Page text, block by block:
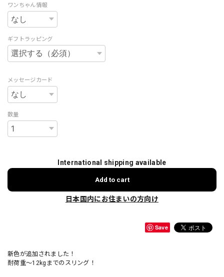
ワンちゃん情報
ギフトラッピング
メッセージカード
数量
International shipping available
Add to cart
日本国内にお住まいの方向け
Save
新色が追加されました！
耐荷重〜12kgまでのスリング！